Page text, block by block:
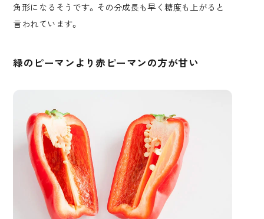
角形になるそうです。その分成長も早く糖度も上がると
言われています。
緑のピーマンより赤ピーマンの方が甘い